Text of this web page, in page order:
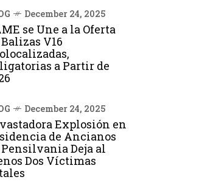
December 24, 2025
se Une a la Oferta
V16
a Partir de
December 24, 2025
Explosión en
de Ancianos
Pensilvania Deja al
Dos Víctimas